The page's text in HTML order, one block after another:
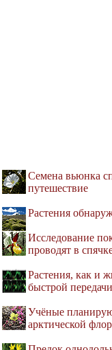
Семена вьюнка
путешествие
Растения
Исследование
проводят в
Растения, как и
быстрой
Учёные
арктической